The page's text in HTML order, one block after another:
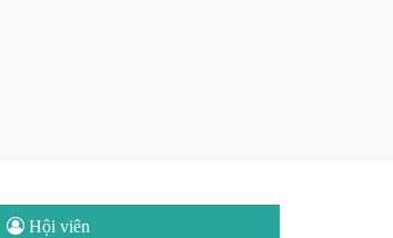
Hội viên